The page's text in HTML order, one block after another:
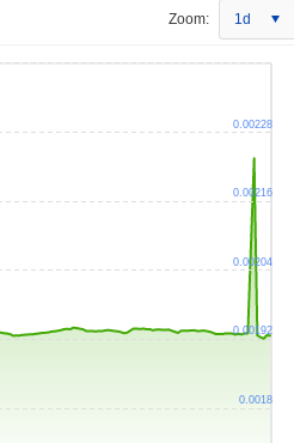
Zoom: 1d
0.0018
0.00192
0.00204
0.00216
0.00228